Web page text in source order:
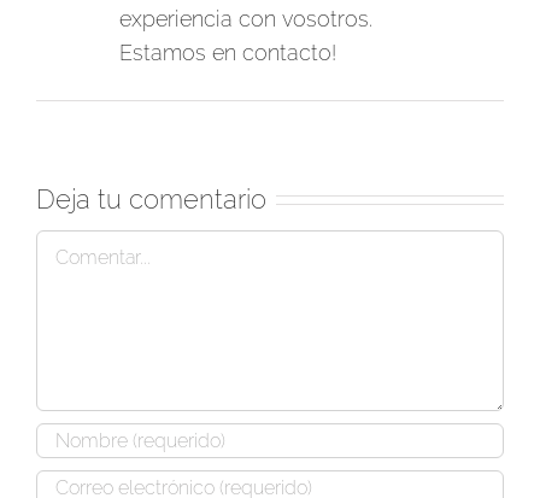
experiencia con vosotros.
Estamos en contacto!
Deja tu comentario
Comentar